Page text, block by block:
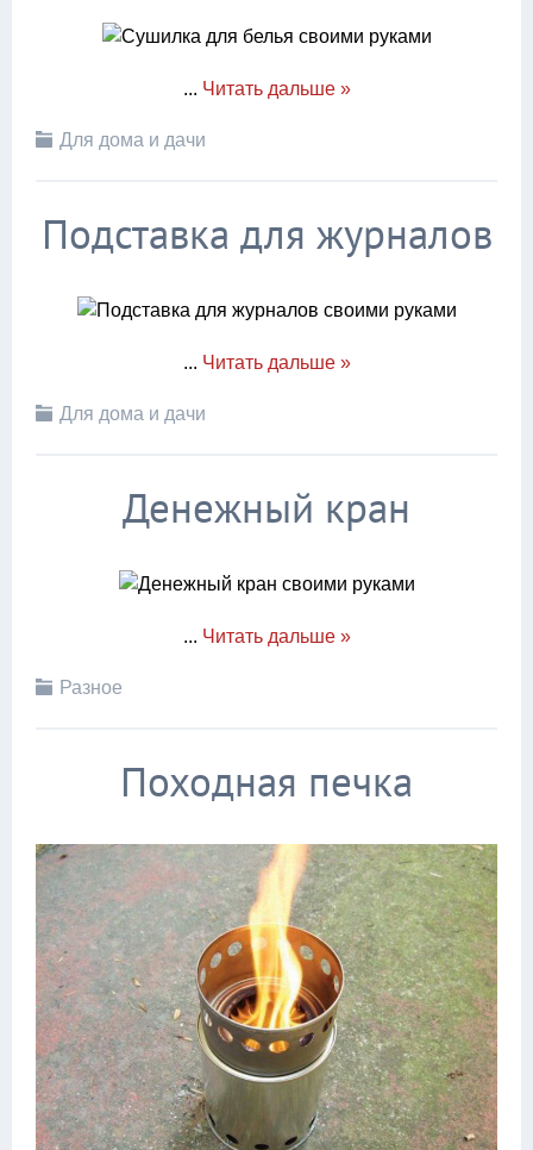
... Читать дальше »
Для дома и дачи
Подставка для журналов
... Читать дальше »
Для дома и дачи
Денежный кран
... Читать дальше »
Разное
Походная печка